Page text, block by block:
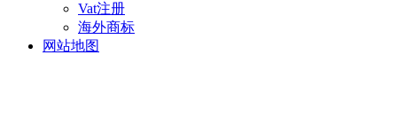
Vat注册
海外商标
网站地图